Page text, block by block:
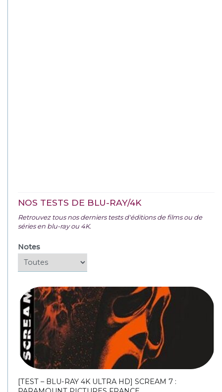
NOS TESTS DE BLU-RAY/4K
Retrouvez tous nos derniers tests d'éditions de films ou de
séries en blu-ray ou 4K.
Notes
[TEST – BLU-RAY 4K ULTRA HD] SCREAM 7 :